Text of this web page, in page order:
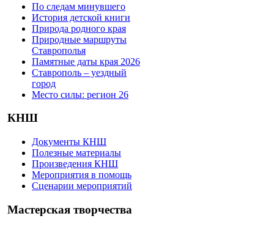
По следам минувшего
История детской книги
Природа родного края
Природные маршруты
Ставрополья
Памятные даты края 2026
Ставрополь – уездный
город
Место силы: регион 26
КНШ
Документы КНШ
Полезные материалы
Произведения КНШ
Мероприятия в помощь
Сценарии мероприятий
Мастерская творчества